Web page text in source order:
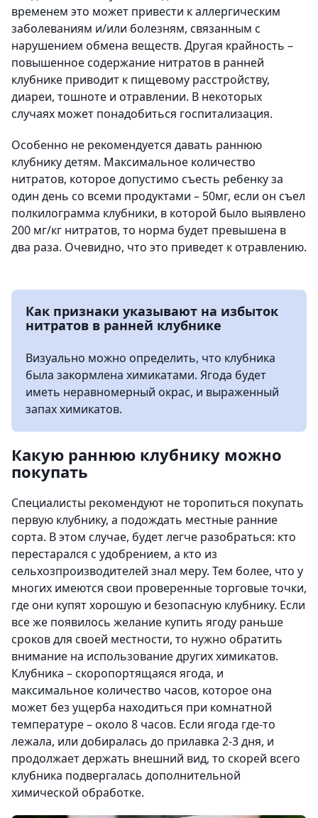
временем это может привести к аллергическим
заболеваниям и/или болезням, связанным с
нарушением обмена веществ. Другая крайность –
повышенное содержание нитратов в ранней
клубнике приводит к пищевому расстройству,
диареи, тошноте и отравлении. В некоторых
случаях может понадобиться госпитализация.
Особенно не рекомендуется давать раннюю
клубнику детям. Максимальное количество
нитратов, которое допустимо съесть ребенку за
один день со всеми продуктами – 50мг, если он съел
полкилограмма клубники, в которой было выявлено
200 мг/кг нитратов, то норма будет превышена в
два раза. Очевидно, что это приведет к отравлению.
Как признаки указывают на избыток
нитратов в ранней клубнике
Визуально можно определить, что клубника
была закормлена химикатами. Ягода будет
иметь неравномерный окрас, и выраженный
запах химикатов.
Какую раннюю клубнику можно
покупать
Специалисты рекомендуют не торопиться покупать
первую клубнику, а подождать местные ранние
сорта. В этом случае, будет легче разобраться: кто
перестарался с удобрением, а кто из
сельхозпроизводителей знал меру. Тем более, что у
многих имеются свои проверенные торговые точки,
где они купят хорошую и безопасную клубнику. Если
все же появилось желание купить ягоду раньше
сроков для своей местности, то нужно обратить
внимание на использование других химикатов.
Клубника – скоропортящаяся ягода, и
максимальное количество часов, которое она
может без ущерба находиться при комнатной
температуре – около 8 часов. Если ягода где-то
лежала, или добиралась до прилавка 2-3 дня, и
продолжает держать внешний вид, то скорей всего
клубника подвергалась дополнительной
химической обработке.